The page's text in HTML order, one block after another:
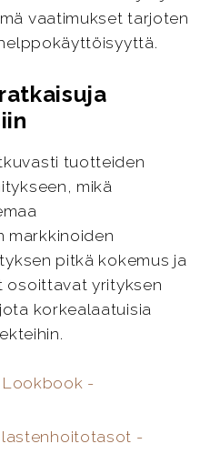
vaatimukset tarjoten
tuotteiden
mikä
markkinoiden
pitkä kokemus ja
osoittavat yrityksen
korkealaatuisia
Lookbook -
lastenhoitotasot -